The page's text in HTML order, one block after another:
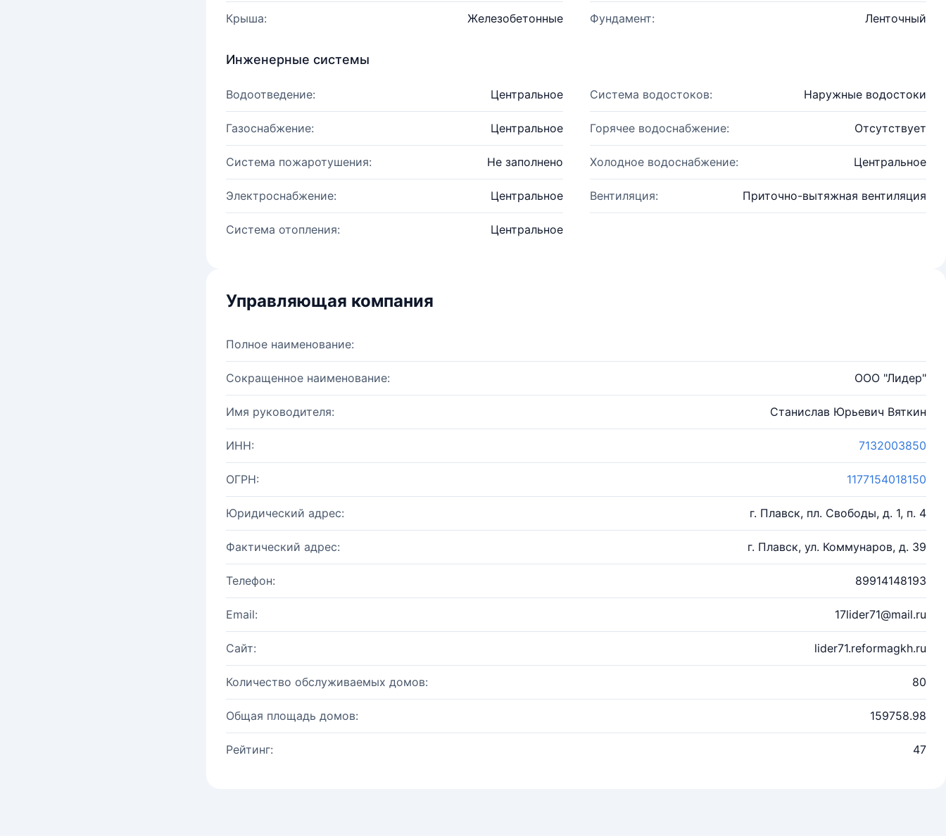
Крыша: Железобетонные Фундамент: Ленточный
Инженерные системы
Водоотведение: Центральное Система водостоков: Наружные водостоки
Газоснабжение: Центральное Горячее водоснабжение: Отсутствует
Система пожаротушения: Не заполнено Холодное водоснабжение: Центральное
Электроснабжение: Центральное Вентиляция: Приточно-вытяжная вентиляция
Система отопления: Центральное
Управляющая компания
Полное наименование:
Сокращенное наименование: ООО "Лидер"
Имя руководителя: Станислав Юрьевич Вяткин
ИНН: 7132003850
ОГРН: 1177154018150
Юридический адрес: г. Плавск, пл. Свободы, д. 1, п. 4
Фактический адрес: г. Плавск, ул. Коммунаров, д. 39
Телефон: 89914148193
Email: 17lider71@mail.ru
Сайт: lider71.reformagkh.ru
Количество обслуживаемых домов: 80
Общая площадь домов: 159758.98
Рейтинг: 47